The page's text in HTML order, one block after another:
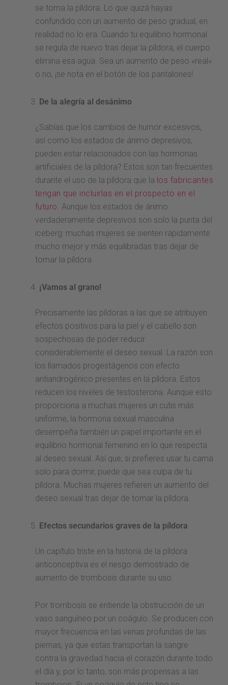
se toma la píldora. Lo que quizá hayas
confundido con un aumento de peso gradual, en
realidad no lo era. Cuando tu equilibrio hormonal
se regula de nuevo tras dejar la píldora, el cuerpo
elimina esa agua. Sea un aumento de peso «real»
o no, ¡se nota en el botón de los pantalones!
De la alegría al desánimo
¿Sabías que los cambios de humor excesivos,
así como los estados de ánimo depresivos,
pueden estar relacionados con las hormonas
artificiales de la píldora? Estos son tan frecuentes
durante el uso de la píldora que la los fabricantes
tengan que incluirlas en el prospecto en el
futuro. Aunque los estados de ánimo
verdaderamente depresivos son solo la punta del
iceberg: muchas mujeres se sienten rápidamente
mucho mejor y más equilibradas tras dejar de
tomar la píldora.
¡Vamos al grano!
Precisamente las píldoras a las que se atribuyen
efectos positivos para la piel y el cabello son
sospechosas de poder reducir
considerablemente el deseo sexual. La razón son
los llamados progestágenos con efecto
antiandrogénico presentes en la píldora. Estos
reducen los niveles de testosterona. Aunque esto
proporciona a muchas mujeres un cutis más
uniforme, la hormona sexual masculina
desempeña también un papel importante en el
equilibrio hormonal femenino en lo que respecta
al deseo sexual. Así que, si prefieres usar tu cama
solo para dormir, puede que sea culpa de tu
píldora. Muchas mujeres refieren un aumento del
deseo sexual tras dejar de tomar la píldora.
Efectos secundarios graves de la píldora
Un capítulo triste en la historia de la píldora
anticonceptiva es el riesgo demostrado de
aumento de trombosis durante su uso.
Por trombosis se entiende la obstrucción de un
vaso sanguíneo por un coágulo. Se producen con
mayor frecuencia en las venas profundas de las
piernas, ya que estas transportan la sangre
contra la gravedad hacia el corazón durante todo
el día y, por lo tanto, son más propensas a las